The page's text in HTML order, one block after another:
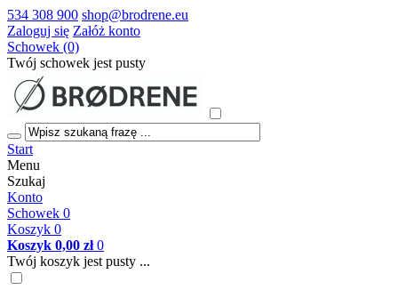
534 308 900 shop@brodrene.eu
Zaloguj się Załóż konto
Schowek (0)
Twój schowek jest pusty
Start
Menu
Szukaj
Konto
Schowek 0
Koszyk 0
Koszyk 0,00 zł 0
Twój koszyk jest pusty ...